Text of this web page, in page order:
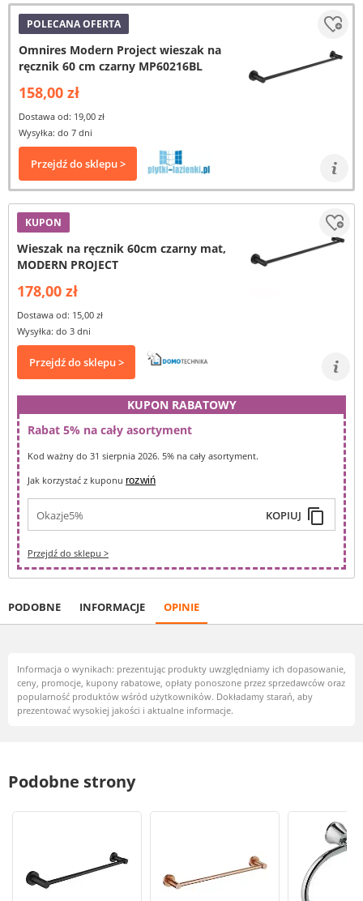
POLECANA OFERTA
Omnires Modern Project wieszak na
ręcznik 60 cm czarny MP60216BL
158,00 zł
Dostawa od: 19,00 zł
Wysyłka: do 7 dni
Przejdź do sklepu >
KUPON
Wieszak na ręcznik 60cm czarny mat,
MODERN PROJECT
178,00 zł
Dostawa od: 15,00 zł
Wysyłka: do 3 dni
Przejdź do sklepu >
KUPON RABATOWY
Rabat 5% na cały asortyment
Kod ważny do 31 sierpnia 2026. 5% na cały asortyment.
Jak korzystać z kuponu rozwiń
Okazje5% KOPIUJ content_copy
Przejdź do sklepu >
PODOBNE INFORMACJE OPINIE
Informacja o wynikach: prezentując produkty uwzględniamy ich dopasowanie,
ceny, promocje, kupony rabatowe, opłaty ponoszone przez sprzedawców oraz
popularność produktów wśród użytkowników. Dokładamy starań, aby
prezentować wysokiej jakości i aktualne informacje.
Podobne strony